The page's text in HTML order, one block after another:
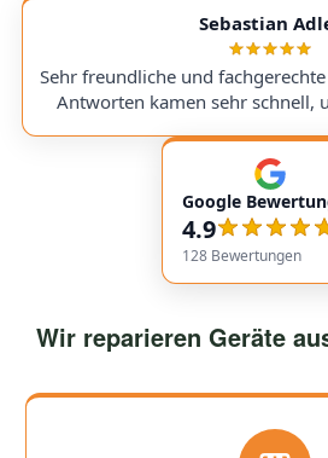
service with very transparent
sent in my Victory V4 Amp
a replacement part, I was
would use them
Sebastian
Sehr freundliche und
Antworten kamen sehr schnell,
empfehlenswert! Very friendly and professional
communication. Responses came
service overall was extremely
Highly
Google
4.9
128 Bewertungen
Wir reparieren Geräte